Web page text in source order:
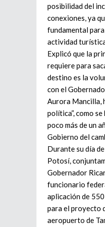
posibilidad del
conexiones, ya
fundamental
actividad
Explicó que la
requiere para
destino es la
con el
Aurora Mancilla,
política”, como
poco más de un
Gobierno del
Durante su día
Potosí,
Gobernador
funcionario
aplicación de
para el proyecto
aeropuerto de